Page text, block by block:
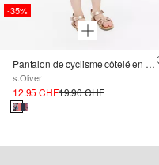
-35%
Pantalon de cyclisme côtelé en pack de deux
s.Oliver
12.95 CHF19.90 CHF